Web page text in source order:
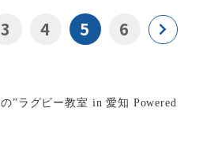
3 4 5 6